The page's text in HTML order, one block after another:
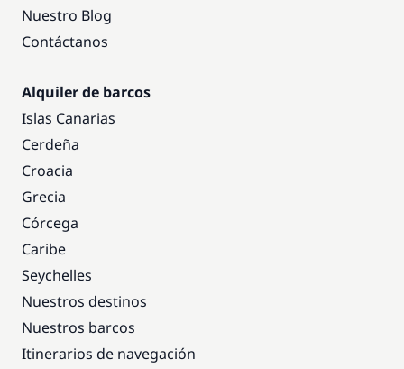
Nuestro Blog
Contáctanos
Alquiler de barcos
Islas Canarias
Cerdeña
Croacia
Grecia
Córcega
Caribe
Seychelles
Nuestros destinos
Nuestros barcos
Itinerarios de navegación